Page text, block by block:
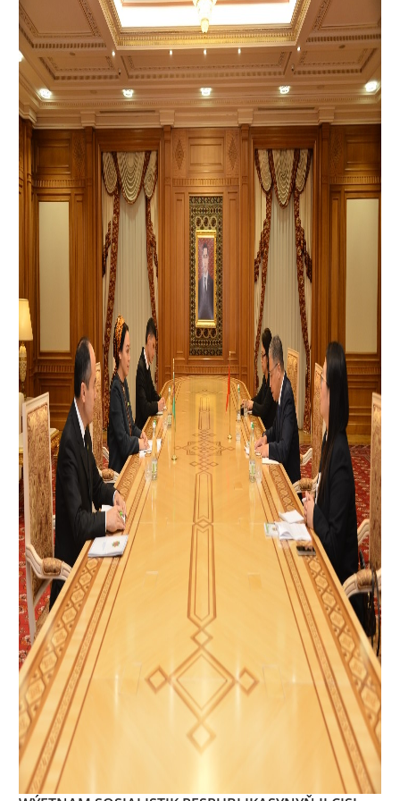
şeýle hem ýaşlar guramalarynyň forumlary, önüm
öndürijileriniň sergisi, sungat eserleriniň görkezilişi we
beýleki medeni çäreler geçiriler. Bu çärelere we duşuşyklara
Türkmenistanyň wekiliýeti hem gatnaşýar.